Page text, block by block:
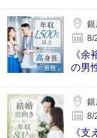
8/
《
の男
8/
《